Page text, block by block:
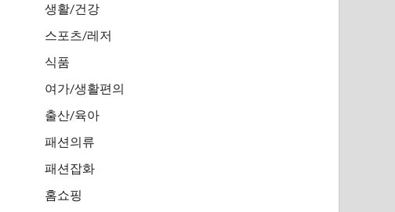
생활/건강
스포츠/레저
식품
여가/생활편의
출산/육아
패션의류
패션잡화
홈쇼핑